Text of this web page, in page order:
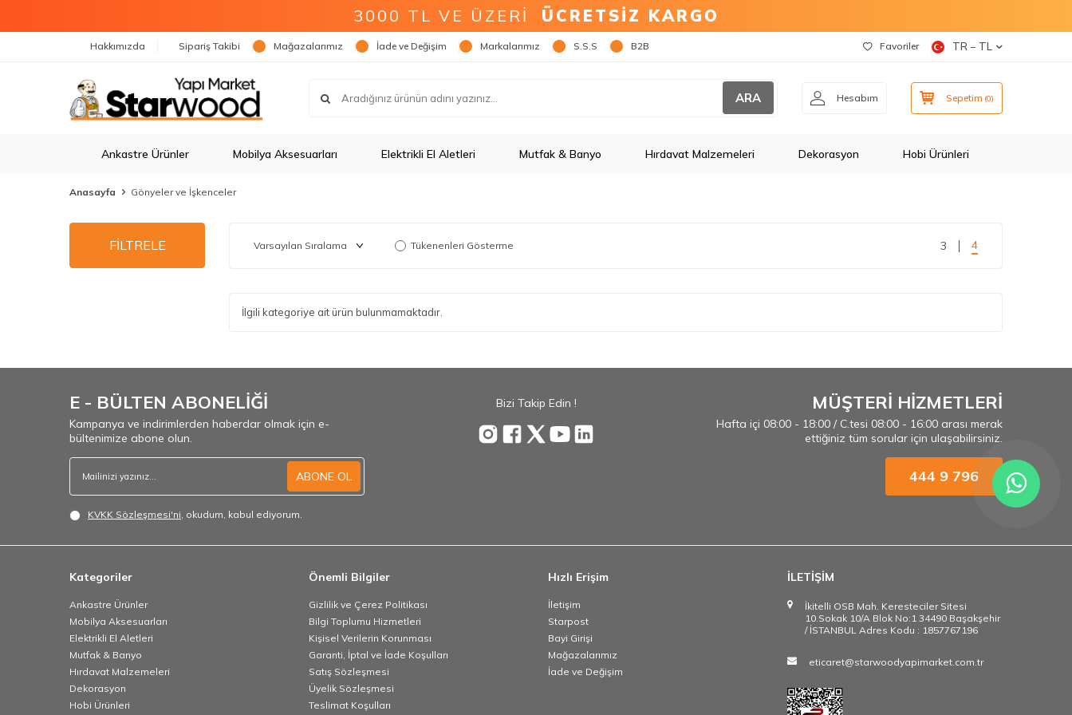
3000 TL VE ÜZERİ ÜCRETSİZ KARGO
Hakkımızda Sipariş Takibi Mağazalarımız İade ve Değişim Markalarımız S.S.S B2B Favoriler TR − TL
ARA Hesabım Sepetim (0)
Ankastre Ürünler Mobilya Aksesuarları Elektrikli El Aletleri Mutfak & Banyo Hırdavat Malzemeleri Dekorasyon Hobi Ürünleri
Anasayfa Gönyeler ve İşkenceler
FİLTRELE Tükenenleri Gösterme 3 4
İlgili kategoriye ait ürün bulunmamaktadır.
E - BÜLTEN ABONELİĞİ
Kampanya ve indirimlerden haberdar olmak için e-
bültenimize abone olun.
ABONE OL
KVKK Sözleşmesi'ni, okudum, kabul ediyorum.
Bizi Takip Edin ! MÜŞTERİ HİZMETLERİ
Hafta içi 08:00 - 18:00 / C.tesi 08:00 - 16:00 arası merak
ettiğiniz tüm sorular için ulaşabilirsiniz.
444 9 796
Kategoriler
Ankastre Ürünler
Mobilya Aksesuarları
Elektrikli El Aletleri
Mutfak & Banyo
Hırdavat Malzemeleri
Dekorasyon
Hobi Ürünleri
Önemli Bilgiler
Gizlilik ve Çerez Politikası
Bilgi Toplumu Hizmetleri
Kişisel Verilerin Korunması
Garanti, İptal ve İade Koşulları
Satış Sözleşmesi
Üyelik Sözleşmesi
Teslimat Koşulları
Hızlı Erişim
İletişim
Starpost
Bayi Girişi
Mağazalarımız
İade ve Değişim
İLETİŞİM
İkitelli OSB Mah. Keresteciler Sitesi
10.Sokak 10/A Blok No:1 34490 Başakşehir
/ İSTANBUL Adres Kodu : 1857767196
eticaret@starwoodyapimarket.com.tr